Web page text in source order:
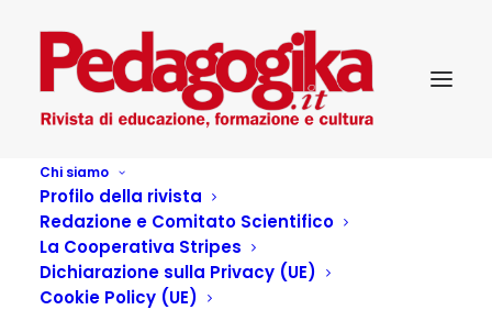
Chi siamo
Profilo della rivista
Redazione e Comitato Scientifico
La Cooperativa Stripes
Dichiarazione sulla Privacy (UE)
Cookie Policy (UE)
Pedagogika_V_23-Volontariato
Home Pedagogika_V_23-Volontariato